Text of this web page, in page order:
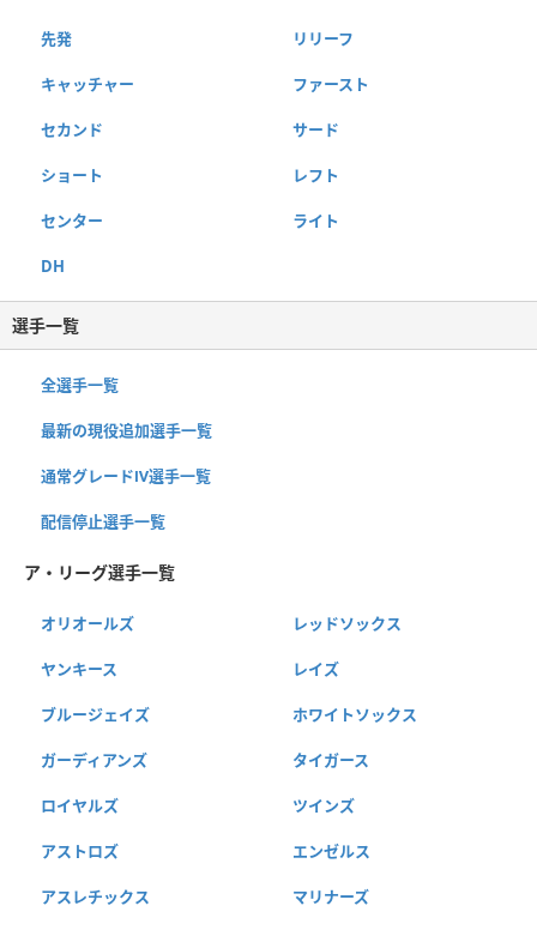
先発 リリーフ
キャッチャー ファースト
セカンド サード
ショート レフト
センター ライト
DH
選手一覧
全選手一覧
最新の現役追加選手一覧
通常グレードⅣ選手一覧
配信停止選手一覧
ア・リーグ選手一覧
オリオールズ レッドソックス
ヤンキース レイズ
ブルージェイズ ホワイトソックス
ガーディアンズ タイガース
ロイヤルズ ツインズ
アストロズ エンゼルス
アスレチックス マリナーズ